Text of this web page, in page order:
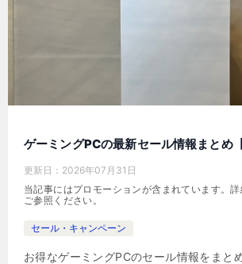
ゲーミングPCの最新セール情報まとめ
更新日： 2026年07月31日
当記事にはプロモーションが含まれています。詳
ご参照ください。
セール・キャンペーン
お得なゲーミングPCのセール情報をまと